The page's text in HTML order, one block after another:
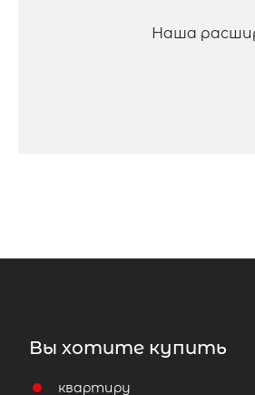
Наша
Вы хотите купить
квартиру